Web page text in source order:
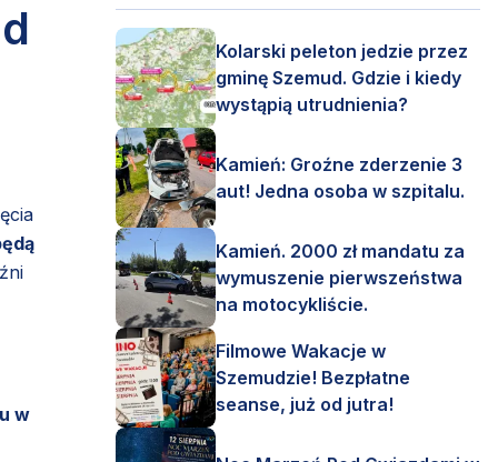
w
Kolarski peleton jedzie przez
gminę Szemud. Gdzie i kiedy
wystąpią utrudnienia?
Kamień: Groźne zderzenie 3
aut! Jedna osoba w szpitalu.
Kamień. 2000 zł mandatu za
wymuszenie pierwszeństwa
na motocykliście.
Filmowe Wakacje w
Szemudzie! Bezpłatne
seanse, już od jutra!